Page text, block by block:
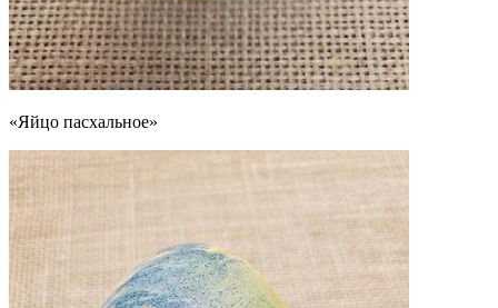
«Яйцо пасхальное»